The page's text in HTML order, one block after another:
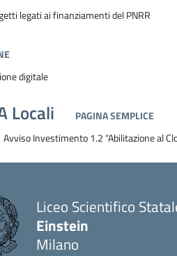
legati ai finanziamenti del PNRR
digitale
Locali PAGINA SEMPLICE
Investimento 1.2 “Abilitazione al
Liceo Scientifico
Einstein
Milano